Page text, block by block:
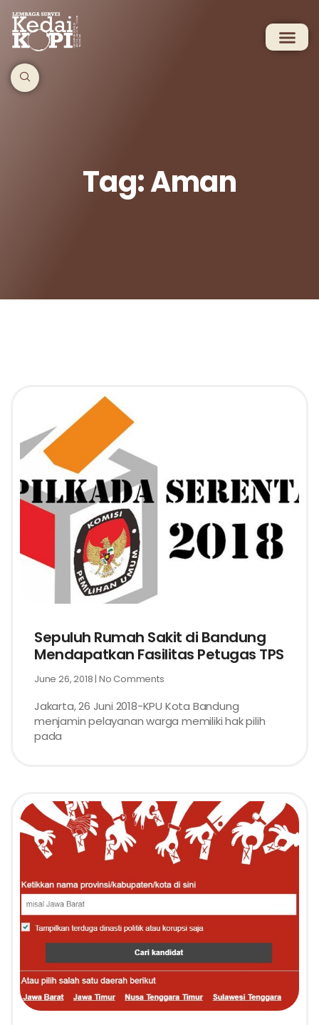
Tag: Aman
Sepuluh Rumah Sakit di Bandung
Mendapatkan Fasilitas Petugas TPS
June 26, 2018 No Comments
Jakarta, 26 Juni 2018-KPU Kota Bandung
menjamin pelayanan warga memiliki hak pilih
pada